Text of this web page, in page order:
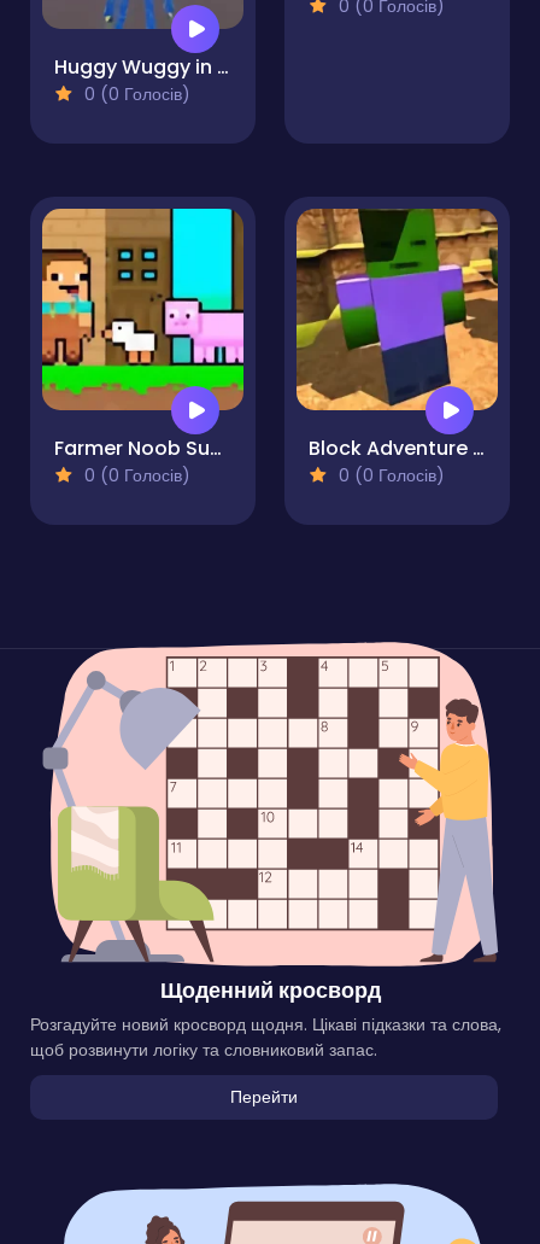
Huggy Wuggy in Minecraft
0 (0 Голосів)
0 (0 Голосів)
Farmer Noob Super Hero
0 (0 Голосів)
Block Adventure Craft
0 (0 Голосів)
Щоденний кросворд
Розгадуйте новий кросворд щодня. Цікаві підказки та слова,
щоб розвинути логіку та словниковий запас.
Перейти